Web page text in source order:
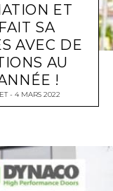
ET
SA
AVEC DE
AU
!
4 MARS 2022